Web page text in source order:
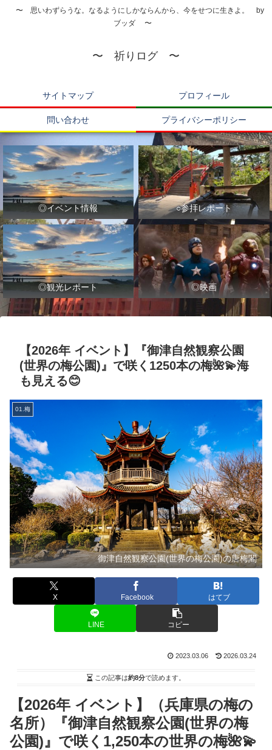
〜 思いわずらうな。なるようにしかならんから、今をせつに生きよ。 by
ブッダ 〜
〜 祈りログ 〜
サイトマップ プロフィール
問い合わせ プライバシーポリシー
◎イベント情報 ○参拝レポート
◎観光レポート ◎映画
【2026年 イベント】『御津自然観察公園
(世界の梅公園)』で咲く1250本の梅🌺💫海
も見える😊
01.梅
御津自然観察公園(世界の梅公園)の唐梅閣
X Facebook はてブ
LINE コピー
2023.03.06 2026.03.24
この記事は約8分で読めます。
【2026年 イベント】（兵庫県の梅の
名所）『御津自然観察公園(世界の梅
公園)』で咲く1,250本の世界の梅🌺💫